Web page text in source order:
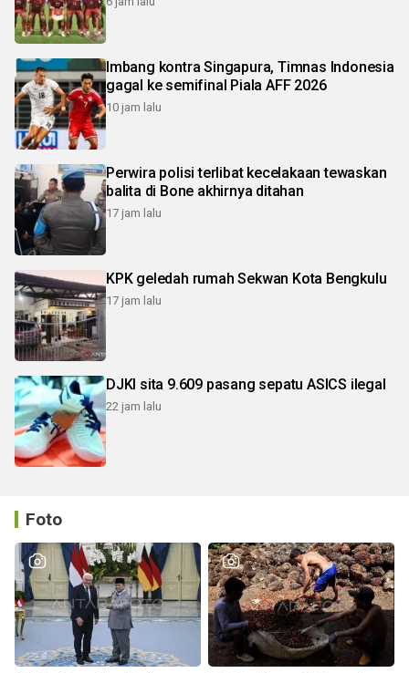
Imbang kontra Singapura, Timnas Indonesia
gagal ke semifinal Piala AFF 2026
10 jam lalu
Perwira polisi terlibat kecelakaan tewaskan
balita di Bone akhirnya ditahan
17 jam lalu
KPK geledah rumah Sekwan Kota Bengkulu
17 jam lalu
DJKI sita 9.609 pasang sepatu ASICS ilegal
22 jam lalu
Foto